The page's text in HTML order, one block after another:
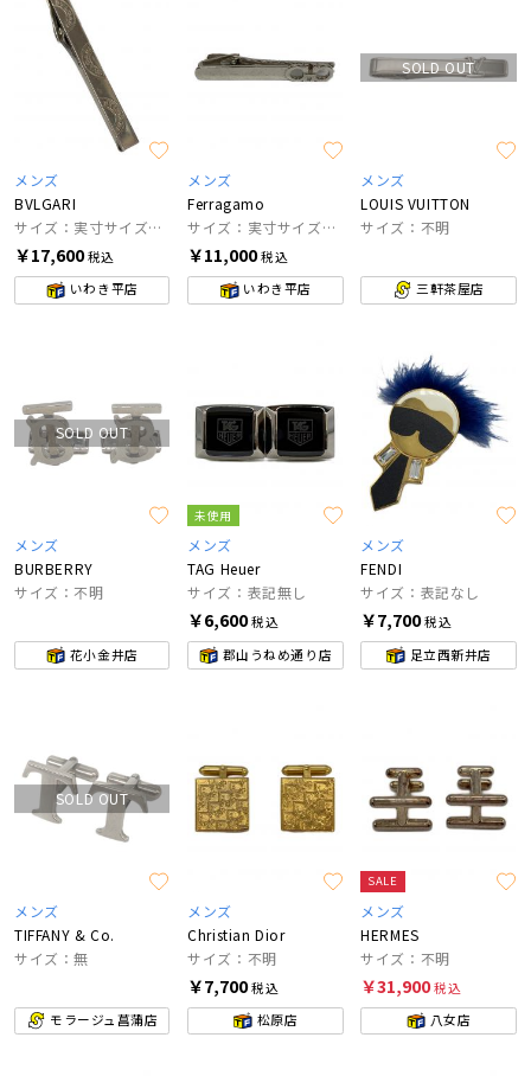
メンズ
BVLGARI
サイズ：実寸サイズにてご家訓ください。
￥17,600税込
いわき平店
メンズ
Ferragamo
サイズ：実寸サイズにてご確認ください。
￥11,000税込
いわき平店
SOLD OUT
メンズ
LOUIS VUITTON
サイズ：不明
三軒茶屋店
SOLD OUT
メンズ
BURBERRY
サイズ：不明
花小金井店
未使用
メンズ
TAG Heuer
サイズ：表記無し
￥6,600税込
郡山うねめ通り店
メンズ
FENDI
サイズ：表記なし
￥7,700税込
足立西新井店
SOLD OUT
メンズ
TIFFANY & Co.
サイズ：無
モラージュ菖蒲店
メンズ
Christian Dior
サイズ：不明
￥7,700税込
松原店
SALE
メンズ
HERMES
サイズ：不明
￥31,900税込
八女店